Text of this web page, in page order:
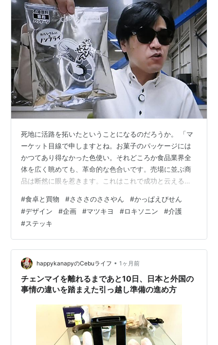
死地に活路を拓いたということになるのだろうか。 「マ
ーケット目線で申しますとね。お菓子のパッケージには
かつてあり得なかった色使い。それどころか食品業界全
体を広く眺めても、革命的な色合いです。売場に並ぶ商
品は断然に眼を惹きます。これはこれで成功と云えるん
チューブチャンネルで紹介した。ナフサ不足による印刷
インクの供給不安に対処した、かっぱえびせんの新意匠
デザインについてである。 「それにですね、カラー印刷
を排してモノクロにしたと云ってますけど、白と黒と銀
の三色ですよね。銀は材質の地色かもしれませんが、け
っして単純なモノクロ印刷ではありません」 同…
#食卓と買物 #さささのささやん #かっぱえびせん
#デザイン #企画 #マツキヨ #ロキソニン #介護
#ステッキ
happykanapyのCebuライフ • 1ヶ月前
チェンマイを離れるまであと10日、日本と外国の
事情の違いを踏まえた引っ越し準備の進め方